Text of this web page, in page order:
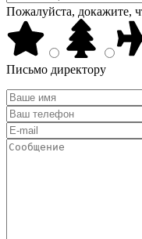
Пожалуйста, докажите,
Письмо директору